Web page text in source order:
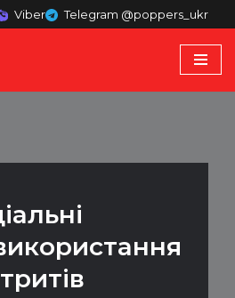
Viber Telegram @poppers_ukr